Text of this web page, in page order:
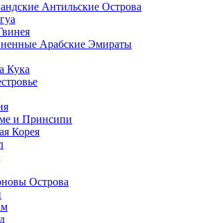
Антильские Острова
Арабские Эмираты
Кука
и Принсипи
Корея
Острова